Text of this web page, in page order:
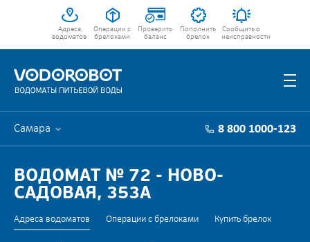
Адреса
водоматов
Операции с
брелоками
Проверить
баланс
Пополнить
брелок
Сообщить о
неисправности
Самара 8 800 1000-123
ВОДОМАТ № 72 - НОВО-
САДОВАЯ, 353А
Адреса водоматов Операции с брелоками Купить брелок